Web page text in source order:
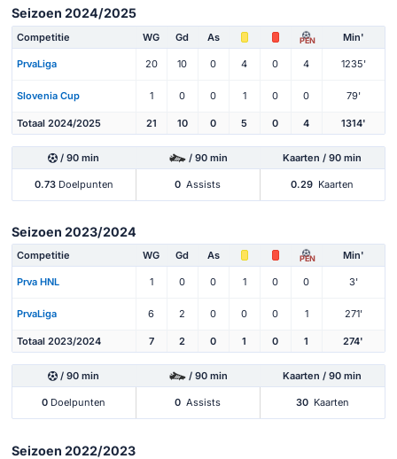
Seizoen 2024/2025
Competitie WG Gd As PEN Min'
PrvaLiga 20 10 0 4 0 4 1235'
Slovenia Cup 1 0 0 1 0 0 79'
Totaal 2024/2025 21 10 0 5 0 4 1314'
/ 90 min / 90 min Kaarten / 90 min
0.73Doelpunten 0 Assists 0.29 Kaarten
Seizoen 2023/2024
Competitie WG Gd As PEN Min'
Prva HNL 1 0 0 1 0 0 3'
PrvaLiga 6 2 0 0 0 1 271'
Totaal 2023/2024 7 2 0 1 0 1 274'
/ 90 min / 90 min Kaarten / 90 min
0 Doelpunten 0 Assists 30 Kaarten
Seizoen 2022/2023